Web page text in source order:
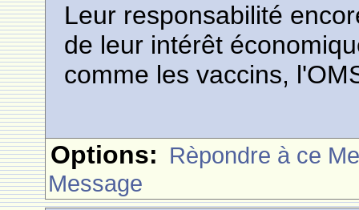
Leur responsabilité
de leur intérêt
comme les vaccins,
Options: Rèpondre à ce
Message